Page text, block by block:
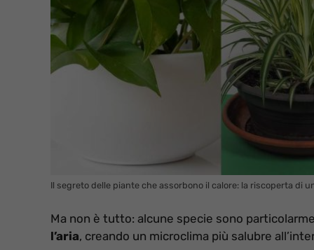
Il segreto delle piante che assorbono il calore: la riscoperta di
Ma non è tutto: alcune specie sono
l’aria, creando un microclima più salubre